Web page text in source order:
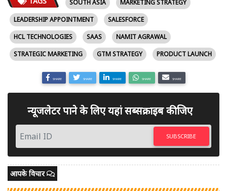
SOUTH ASIA
MARKETING STRATEGY
LEADERSHIP APPOINTMENT
SALESFORCE
HCL TECHNOLOGIES
SAAS
NAMIT AGRAWAL
STRATEGIC MARKETING
GTM STRATEGY PRODUCT LAUNCH
SHARE SHARE SHARE SHARE SHARE
न्यूजलेटर पाने के लिए यहां सब्सक्राइब कीजिए
SUBSCRIBE
आपके विचार